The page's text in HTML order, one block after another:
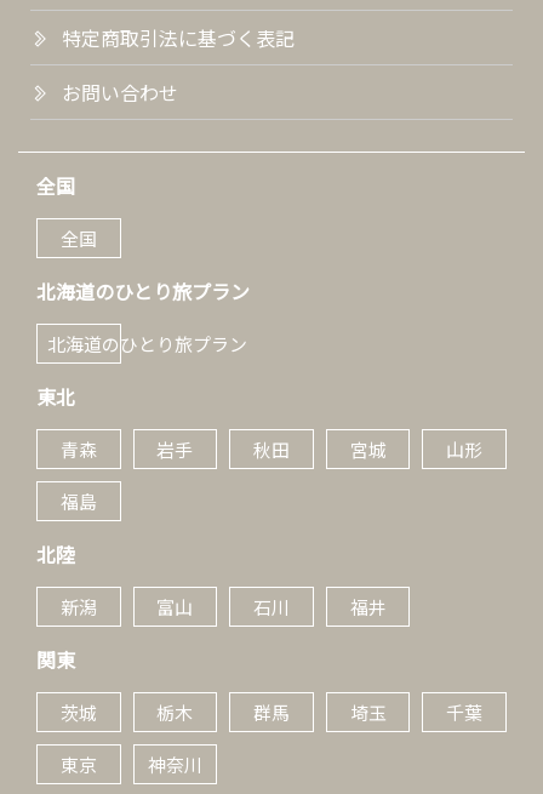
特定商取引法に基づく表記
お問い合わせ
全国
全国
北海道のひとり旅プラン
北海道のひとり旅プラン
東北
青森 岩手 秋田 宮城 山形
福島
北陸
新潟 富山 石川 福井
関東
茨城 栃木 群馬 埼玉 千葉
東京 神奈川